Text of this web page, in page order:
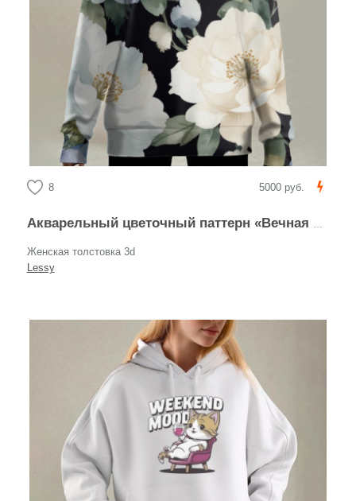
8 5000 руб.
Акварельный цветочный паттерн «Вечная весна»
Женская толстовка 3d
Lessy